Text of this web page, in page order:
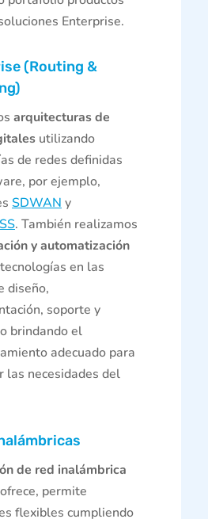
Enterprise.
(Routing &
arquitecturas de
utilizando
de redes definidas
por ejemplo,
SDWAN y
. También realizamos
y automatización
en las
diseño,
soporte y
brindando el
adecuado para
las necesidades del
de red inalámbrica
permite
flexibles cumpliendo